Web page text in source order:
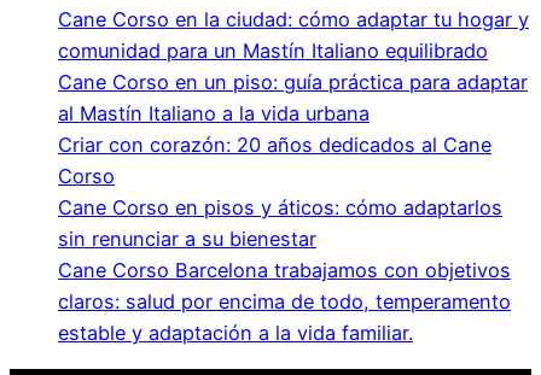
Cane Corso en la ciudad: cómo adaptar tu hogar y
comunidad para un Mastín Italiano equilibrado
Cane Corso en un piso: guía práctica para adaptar
al Mastín Italiano a la vida urbana
Criar con corazón: 20 años dedicados al Cane
Corso
Cane Corso en pisos y áticos: cómo adaptarlos
sin renunciar a su bienestar
Cane Corso Barcelona trabajamos con objetivos
claros: salud por encima de todo, temperamento
estable y adaptación a la vida familiar.